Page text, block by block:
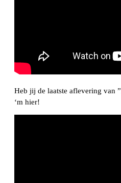
Heb jij de laatste aflevering van
‘m hier!